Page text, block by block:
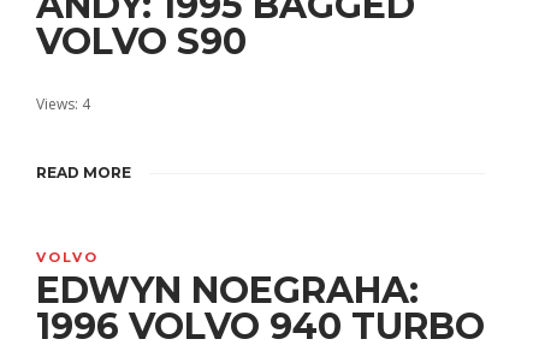
VOLVO S90
Views: 4
READ MORE
VOLVO
EDWYN NOEGRAHA:
1996 VOLVO 940 TURBO